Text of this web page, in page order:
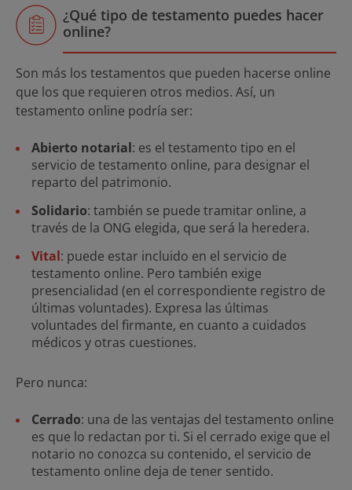
¿Qué tipo de testamento puedes hacer
online?
Son más los testamentos que pueden hacerse online
que los que requieren otros medios. Así, un
testamento online podría ser:
Abierto notarial: es el testamento tipo en el
servicio de testamento online, para designar el
reparto del patrimonio.
Solidario: también se puede tramitar online, a
través de la ONG elegida, que será la heredera.
Vital: puede estar incluido en el servicio de
testamento online. Pero también exige
presencialidad (en el correspondiente registro de
últimas voluntades). Expresa las últimas
voluntades del firmante, en cuanto a cuidados
médicos y otras cuestiones.
Pero nunca:
Cerrado: una de las ventajas del testamento online
es que lo redactan por ti. Si el cerrado exige que el
notario no conozca su contenido, el servicio de
testamento online deja de tener sentido.